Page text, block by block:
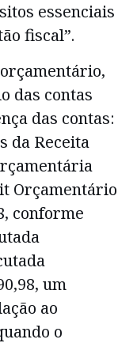
essenciais
fiscal”.
das contas
das contas:
da Receita
Orçamentário
conforme
um
ao
o